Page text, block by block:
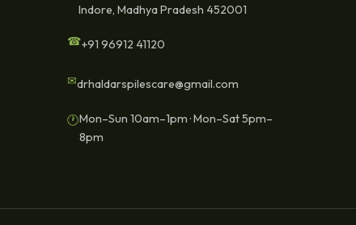
Indore, Madhya Pradesh 452001
☎+91 96912 41120
✉drhaldarspilescare@gmail.com
🕐Mon–Sun 10am–1pm · Mon–Sat 5pm–
8pm